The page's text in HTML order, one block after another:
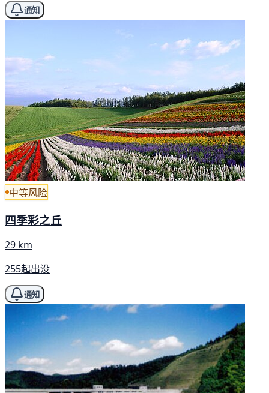
通知
中等风险
四季彩之丘
29 km
255起出没
通知